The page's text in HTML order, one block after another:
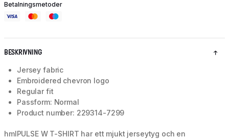
Betalningsmetoder
BESKRIVNING
Jersey fabric
Embroidered chevron logo
Regular fit
Passform: Normal
Product number: 229314-7299
hmlPULSE W T-SHIRT har ett mjukt jerseytyg och en